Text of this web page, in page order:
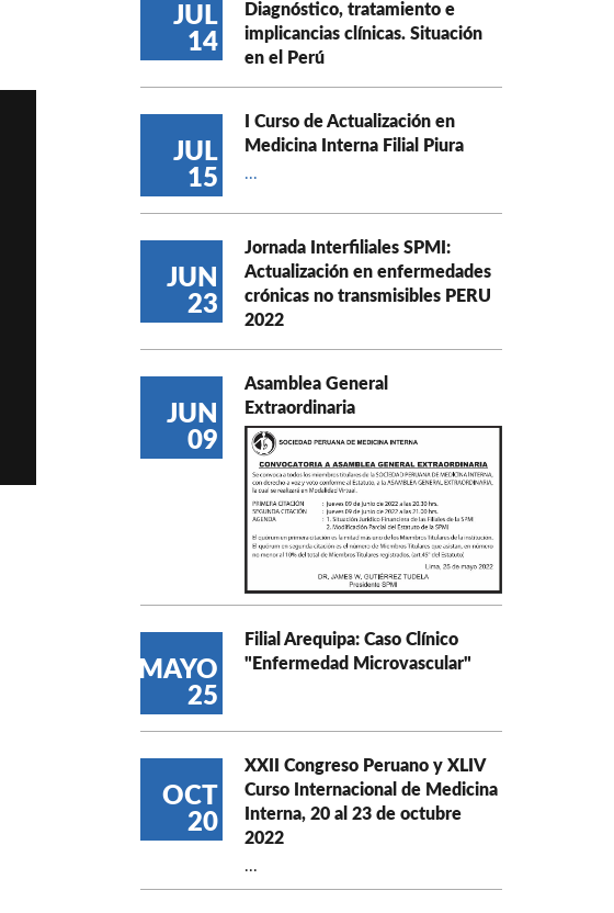
JUL
14
Diagnóstico, tratamiento e
implicancias clínicas. Situación
en el Perú
JUL
15
I Curso de Actualización en
Medicina Interna Filial Piura
...
JUN
23
Jornada Interfiliales SPMI:
Actualización en enfermedades
crónicas no transmisibles PERU
2022
JUN
09
Asamblea General
Extraordinaria
MAYO
25
Filial Arequipa: Caso Clínico
"Enfermedad Microvascular"
OCT
20
XXII Congreso Peruano y XLIV
Curso Internacional de Medicina
Interna, 20 al 23 de octubre
2022
...